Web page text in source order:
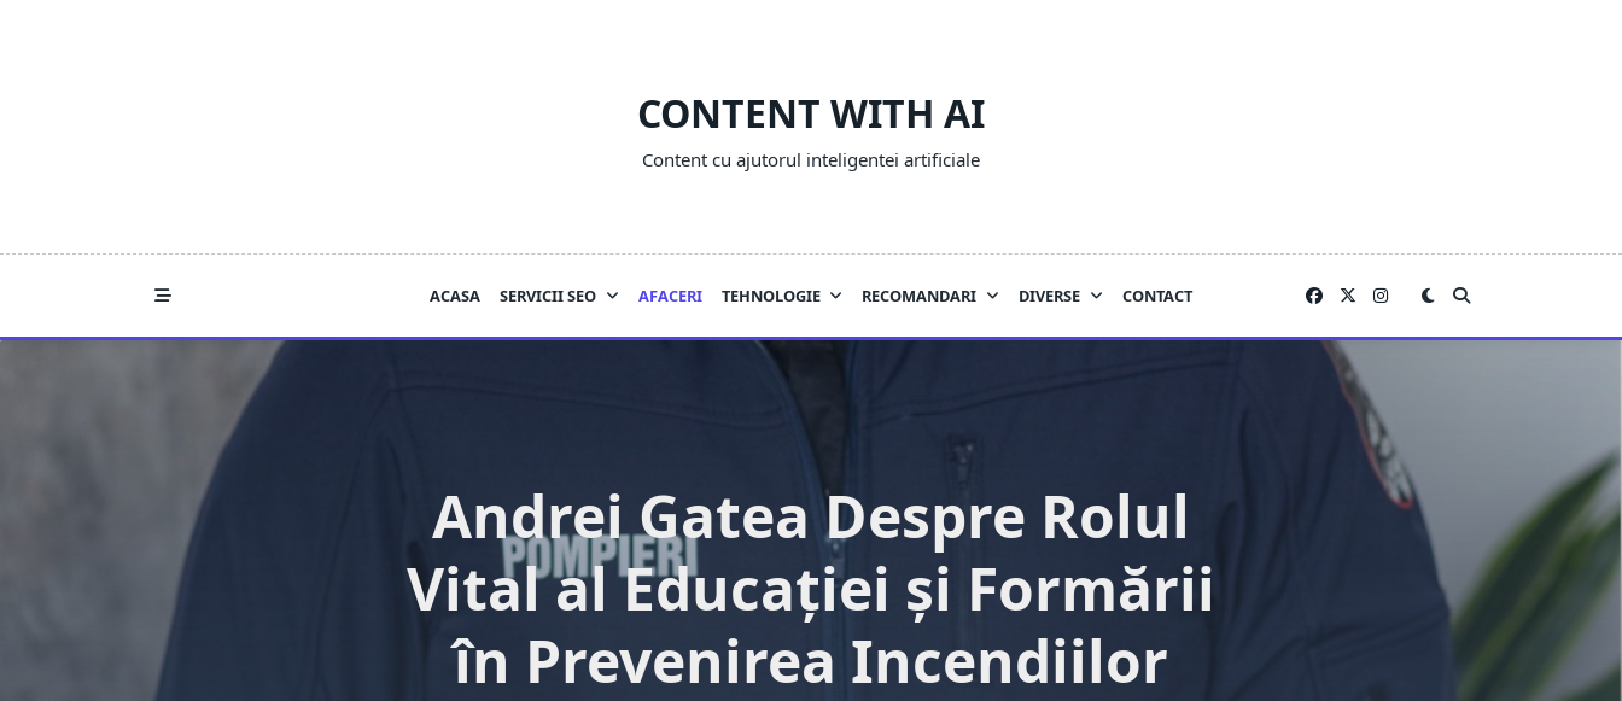
CONTENT WITH AI
Content cu ajutorul inteligentei artificiale
ACASA SERVICII SEO AFACERI TEHNOLOGIE RECOMANDARI DIVERSE CONTACT
Andrei Gatea Despre Rolul
Vital al Educației și Formării
în Prevenirea Incendiilor